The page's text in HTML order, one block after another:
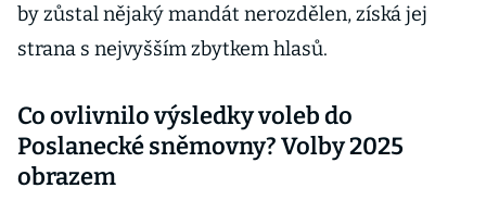
by zůstal nějaký mandát nerozdělen, získá jej
strana s nejvyšším zbytkem hlasů.
Co ovlivnilo výsledky voleb do
Poslanecké sněmovny? Volby 2025
obrazem